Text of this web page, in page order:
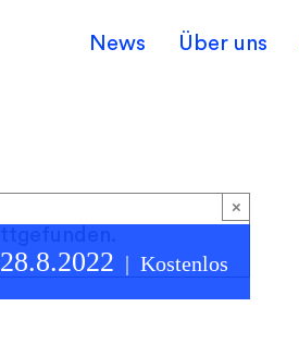
News Über uns
×
28.8.2022 | Kostenlos